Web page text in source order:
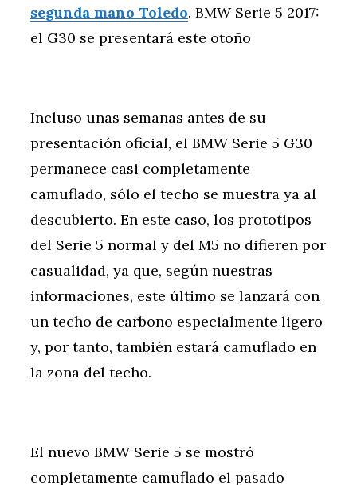
segunda mano Toledo. BMW Serie 5 2017:
el G30 se presentará este otoño
Incluso unas semanas antes de su
presentación oficial, el BMW Serie 5 G30
permanece casi completamente
camuflado, sólo el techo se muestra ya al
descubierto. En este caso, los prototipos
del Serie 5 normal y del M5 no difieren por
casualidad, ya que, según nuestras
informaciones, este último se lanzará con
un techo de carbono especialmente ligero
y, por tanto, también estará camuflado en
la zona del techo.
El nuevo BMW Serie 5 se mostró
completamente camuflado el pasado